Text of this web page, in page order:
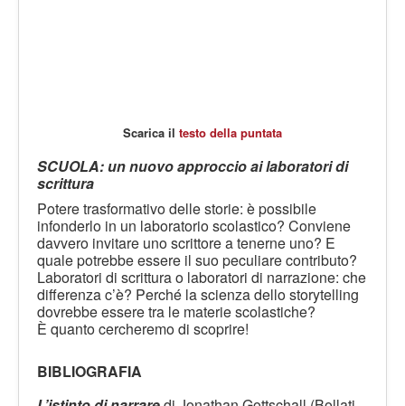
Scarica il testo della puntata
SCUOLA: un nuovo approccio ai laboratori di
scrittura
Potere trasformativo delle storie: è possibile
infonderlo in un laboratorio scolastico? Conviene
davvero invitare uno scrittore a tenerne uno? E
quale potrebbe essere il suo peculiare contributo?
Laboratori di scrittura o laboratori di narrazione: che
differenza c’è? Perché la scienza dello storytelling
dovrebbe essere tra le materie scolastiche?
È quanto cercheremo di scoprire!
BIBLIOGRAFIA